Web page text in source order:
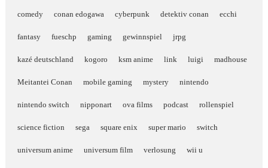
comedy conan edogawa cyberpunk detektiv conan ecchi
fantasy fueschp gaming gewinnspiel jrpg
kazé deutschland kogoro ksm anime link luigi madhouse
Meitantei Conan mobile gaming mystery nintendo
nintendo switch nipponart ova films podcast rollenspiel
science fiction sega square enix super mario switch
universum anime universum film verlosung wii u